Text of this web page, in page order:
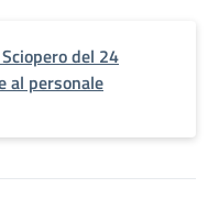
del 24
al personale